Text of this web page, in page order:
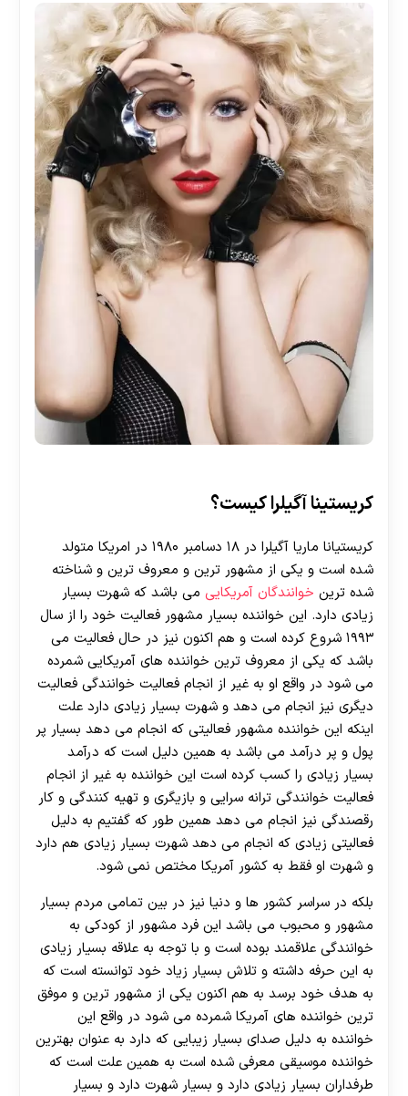
کریستینا آگیلرا کیست؟
کریستیانا ماریا آگیلرا در ۱۸ دسامبر ۱۹۸۰ در امریکا متولد
شده است و یکی از مشهور ترین و معروف ترین و شناخته
شده ترین خوانندگان آمریکایی می باشد که شهرت بسیار
زیادی دارد. این خواننده بسیار مشهور فعالیت خود را از سال
۱۹۹۳ شروع کرده است و هم اکنون نیز در حال فعالیت می
باشد که یکی از معروف ترین خواننده های آمریکایی شمرده
می‌ شود در واقع او به غیر از انجام فعالیت خوانندگی فعالیت
دیگری نیز انجام می‌ دهد و شهرت بسیار زیادی دارد علت
اینکه این خواننده مشهور فعالیتی که انجام می‌ دهد بسیار پر
پول و پر درآمد می باشد به همین دلیل است که درآمد
بسیار زیادی را کسب کرده است این خواننده به غیر از انجام
فعالیت خوانندگی ترانه سرایی و بازیگری و تهیه کنندگی و کار
رقصندگی نیز انجام می‌ دهد همین طور که گفتیم به دلیل
فعالیتی زیادی که انجام می دهد شهرت بسیار زیادی هم دارد
و شهرت او فقط به کشور آمریکا مختص نمی‌ شود.
بلکه در سراسر کشور ها و دنیا نیز در بین تمامی مردم بسیار
مشهور و محبوب می باشد این فرد مشهور از کودکی به
خوانندگی علاقمند بوده است و با توجه به علاقه بسیار زیادی
به این حرفه داشته و تلاش بسیار زیاد خود توانسته است که
به هدف خود برسد به هم اکنون یکی از مشهور ترین و موفق
ترین خواننده های آمریکا شمرده می شود در واقع این
خواننده به دلیل صدای بسیار زیبایی که دارد به عنوان بهترین
خواننده موسیقی معرفی شده است به همین علت است که
طرفداران بسیار زیادی دارد و بسیار شهرت دارد و بسیار